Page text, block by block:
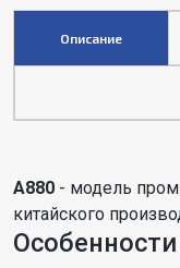
Описание
A880 - модель
китайского